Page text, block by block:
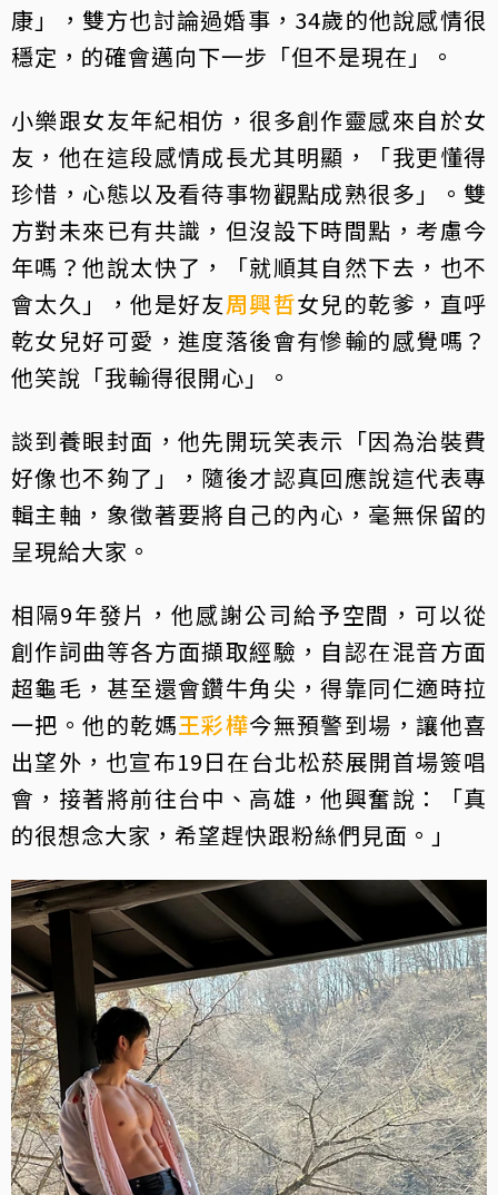
康」，雙方也討論過婚事，34歲的他說感情很
穩定，的確會邁向下一步「但不是現在」。
小樂跟女友年紀相仿，很多創作靈感來自於女
友，他在這段感情成長尤其明顯，「我更懂得
珍惜，心態以及看待事物觀點成熟很多」。雙
方對未來已有共識，但沒設下時間點，考慮今
年嗎？他說太快了，「就順其自然下去，也不
會太久」，他是好友周興哲女兒的乾爹，直呼
乾女兒好可愛，進度落後會有慘輸的感覺嗎？
他笑說「我輸得很開心」。
談到養眼封面，他先開玩笑表示「因為治裝費
好像也不夠了」，隨後才認真回應說這代表專
輯主軸，象徵著要將自己的內心，毫無保留的
呈現給大家。
相隔9年發片，他感謝公司給予空間，可以從
創作詞曲等各方面擷取經驗，自認在混音方面
超龜毛，甚至還會鑽牛角尖，得靠同仁適時拉
一把。他的乾媽王彩樺今無預警到場，讓他喜
出望外，也宣布19日在台北松菸展開首場簽唱
會，接著將前往台中、高雄，他興奮說：「真
的很想念大家，希望趕快跟粉絲們見面。」